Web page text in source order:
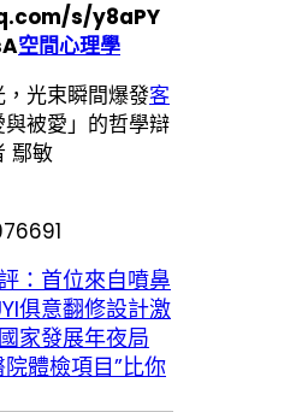
s/y8aPY
空間心理學
，光束瞬間爆發客
被愛」的哲學辯
鄢敏
：首位來自噴鼻
俱意翻修設計激
家發展年夜局
體檢項目”比你